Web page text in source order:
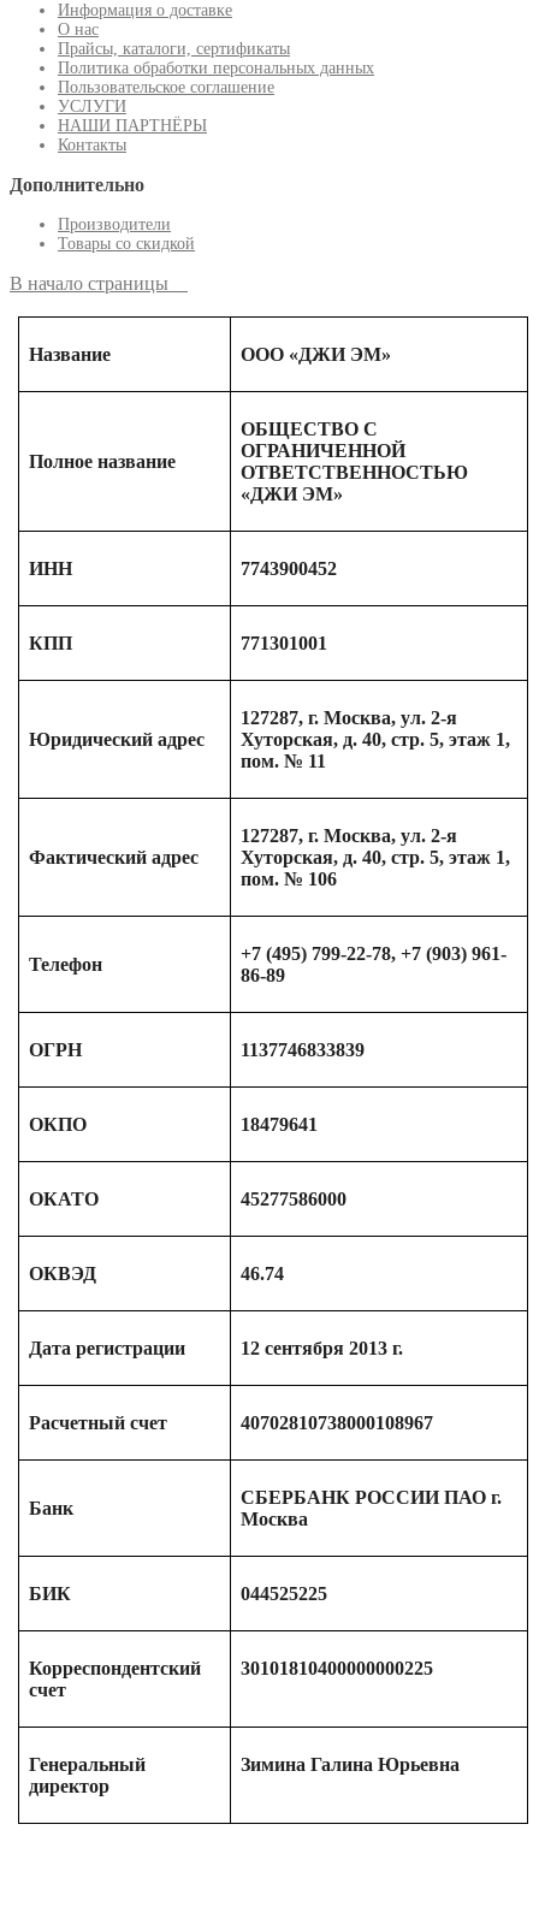
Информация о доставке
О нас
Прайсы, каталоги, сертификаты
Политика обработки персональных данных
Пользовательское соглашение
УСЛУГИ
НАШИ ПАРТНЁРЫ
Контакты
Дополнительно
Производители
Товары со скидкой
В начало страницы
Название ООО «ДЖИ ЭМ»
Полное название
ОБЩЕСТВО С
ОГРАНИЧЕННОЙ
ОТВЕТСТВЕННОСТЬЮ
«ДЖИ ЭМ»
ИНН 7743900452
КПП 771301001
Юридический адрес
127287, г. Москва, ул. 2-я
Хуторская, д. 40, стр. 5, этаж 1,
пом. № 11
Фактический адрес
127287, г. Москва, ул. 2-я
Хуторская, д. 40, стр. 5, этаж 1,
пом. № 106
Телефон
+7 (495) 799-22-78, +7 (903) 961-
86-89
ОГРН 1137746833839
ОКПО 18479641
ОКАТО 45277586000
ОКВЭД 46.74
Дата регистрации 12 сентября 2013 г.
Расчетный счет 40702810738000108967
Банк
СБЕРБАНК РОССИИ ПАО г.
Москва
БИК 044525225
Корреспондентский
счет
30101810400000000225
Генеральный
директор
Зимина Галина Юрьевна